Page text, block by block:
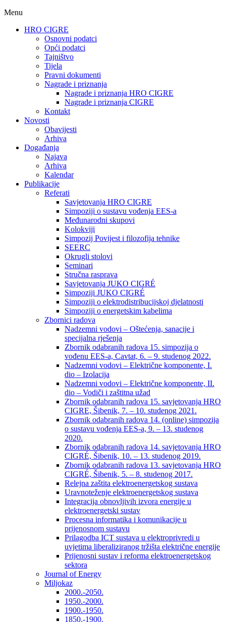
Menu
HRO CIGRE
Osnovni podatci​
Opći podatci
Tajništvo
Tijela
Pravni dokumenti
Nagrade i priznanja
Nagrade i priznanja HRO CIGRE
Nagrade i priznanja CIGRE
Kontakt
Novosti
Obavijesti
Arhiva
Događanja
Najava
Arhiva
Kalendar
Publikacije
Referati
Savjetovanja HRO CIGRE
Simpoziji o sustavu vođenja EES-a
Međunarodni skupovi
Kolokviji​
Simpozij Povijest i filozofija tehnike
SEERC
Okrugli stolovi
Seminari​
Stručna rasprava​
Savjetovanja JUKO CIGRÉ
Simpoziji JUKO CIGRÉ
Simpoziji o elektrodistribucijskoj djelatnosti
Simpoziji o energetskim kabelima
Zbornici radova
Nadzemni vodovi – Oštećenja, sanacije i
specijalna rješenja
Zbornik odabranih radova 15. simpozija o
vođenu EES-a, Cavtat, 6. – 9. studenog 2022.
Nadzemni vodovi – Električne komponente, I.
dio – Izolacija
Nadzemni vodovi – Električne komponente, II.
dio – Vodiči i zaštitna užad
Zbornik odabranih radova 15. savjetovanja HRO
CIGRE, Šibenik, 7. – 10. studenog 2021.
Zbornik odabranih radova 14. (online) simpozija
o sustavu vođenja EES-a, 9. – 13. studenog
2020.
Zbornik odabranih radova 14. savjetovanja HRO
CIGRÉ, Šibenik, 10. – 13. studenog 2019.
Zbornik odabranih radova 13. savjetovanja HRO
CIGRÉ, Šibenik, 5. – 8. studenog 2017.
Relejna zaštita elektroenergetskog sustava
Uravnoteženje elektroenergetskog sustava
Integracija obnovljivih izvora energije u
elektroenergetski sustav
Procesna informatika i komunikacije u
prijenosnom sustavu
Prilagodba ICT sustava u elektroprivredi u
uvjetima liberaliziranog tržišta električne energije
Prijenosni sustav i reforma elektroenergetskog
sektora
Journal of Energy
Miljokaz
2000.-2050.
1950.-2000.
1900.-1950.
1850.-1900.